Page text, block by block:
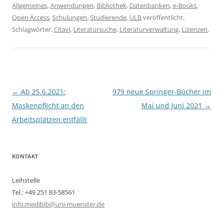
Allgemeines,Anwendungen, Bibliothek, Datenbanken,e-Books,
Open Access,Schulungen,Studierende, ULBveröffentlicht.
Schlagwörter:Citavi, Literatursuche, Literaturverwaltung, Lizenzen.
Beitragsnavigation
← Ab 25.6.2021:
Maskenpflicht an den
Arbeitsplätzen entfällt
979 neue Springer-Bücher im
Mai und Juni 2021 →
KONTAKT
Leihstelle
Tel.: +49 251 83-58561
info.medibib@uni-muenster.de